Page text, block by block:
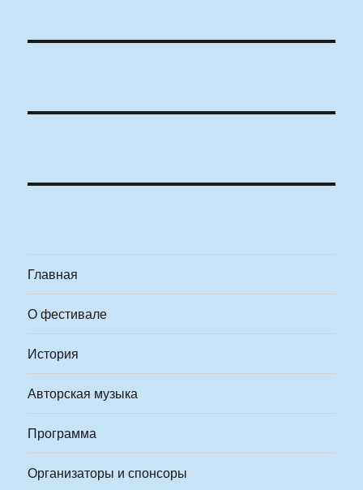
Главная
О фестивале
История
Авторская музыка
Программа
Организаторы и спонсоры